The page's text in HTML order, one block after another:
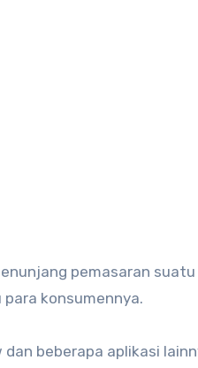
pemasaran
konsumennya.
beberapa aplikasi